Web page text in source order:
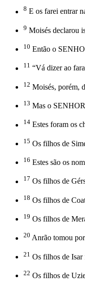
8 E os farei entrar
9 Moisés declarou
10 Então o
11 “Vá dizer ao
12 Moisés, porém,
13 Mas o SENHOR
14 Estes foram os
15 Os filhos de
16 Estes são os
17 Os filhos de
18 Os filhos de
19 Os filhos de
20 Anrão tomou
21 Os filhos de
22 Os filhos de